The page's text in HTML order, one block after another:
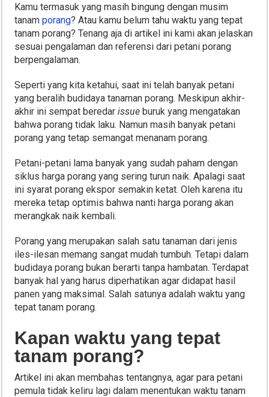
Kamu termasuk yang masih bingung dengan musim
tanamporang? Atau kamu belum tahu waktu yang tepat
tanam porang? Tenang aja di artikel ini kami akan jelaskan
sesuai pengalaman dan referensi dari petani porang
berpengalaman.
Seperti yang kita ketahui, saat ini telah banyak petani
yang beralih budidaya tanaman porang. Meskipun akhir-
akhir ini sempat beredarissue buruk yang mengatakan
bahwa porang tidak laku. Namun masih banyak petani
porang yang tetap semangat menanam porang.
Petani-petani lama banyak yang sudah paham dengan
siklus harga porang yang sering turun naik. Apalagi saat
ini syarat porang ekspor semakin ketat. Oleh karena itu
mereka tetap optimis bahwa nanti harga porang akan
merangkak naik kembali.
Porang yang merupakan salah satu tanaman dari jenis
iles-ilesan memang sangat mudah tumbuh. Tetapi dalam
budidaya porang bukan berarti tanpa hambatan. Terdapat
banyak hal yang harus diperhatikan agar didapat hasil
panen yang maksimal. Salah satunya adalah waktu yang
tepat tanam porang.
Kapan waktu yang tepat
tanam porang?
Artikel ini akan membahas tentangnya, agar para petani
pemula tidak keliru lagi dalam menentukan waktu tanam